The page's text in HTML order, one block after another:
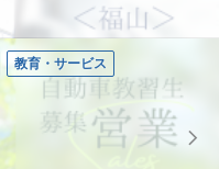
教育・サービス